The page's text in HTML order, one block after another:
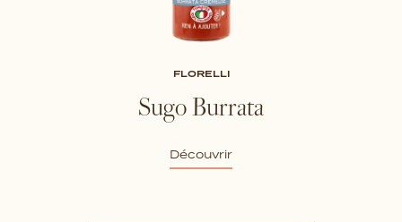
FLORELLI
Sugo Burrata
Découvrir